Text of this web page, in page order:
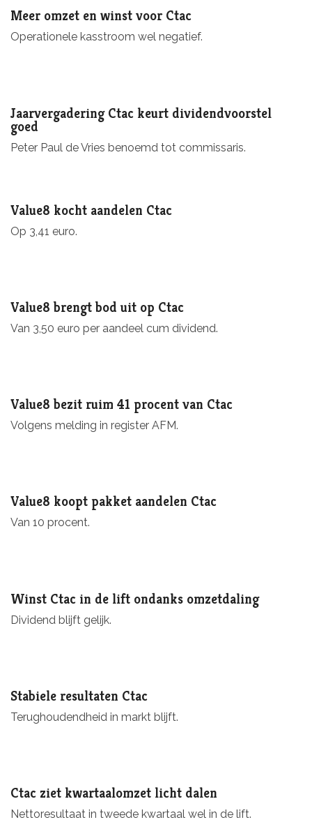
Meer omzet en winst voor Ctac
Operationele kasstroom wel negatief.
Jaarvergadering Ctac keurt dividendvoorstel
goed
Peter Paul de Vries benoemd tot commissaris.
Value8 kocht aandelen Ctac
Op 3,41 euro.
Value8 brengt bod uit op Ctac
Van 3,50 euro per aandeel cum dividend.
Value8 bezit ruim 41 procent van Ctac
Volgens melding in register AFM.
Value8 koopt pakket aandelen Ctac
Van 10 procent.
Winst Ctac in de lift ondanks omzetdaling
Dividend blijft gelijk.
Stabiele resultaten Ctac
Terughoudendheid in markt blijft.
Ctac ziet kwartaalomzet licht dalen
Nettoresultaat in tweede kwartaal wel in de lift.